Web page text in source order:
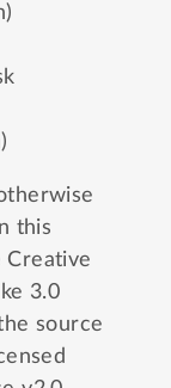
this
Creative
3.0
source